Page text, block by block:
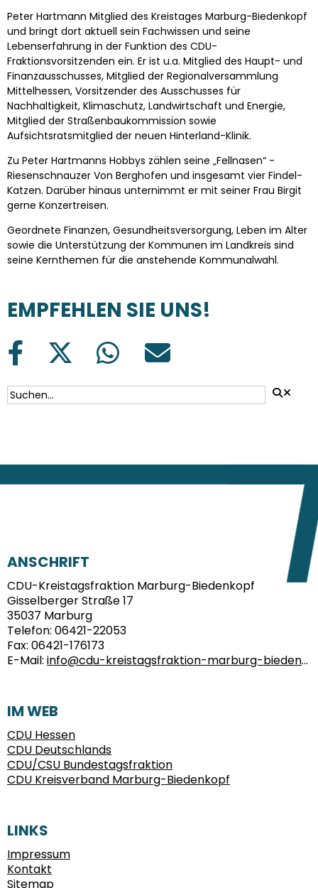
Peter Hartmann Mitglied des Kreistages Marburg-Biedenkopf
und bringt dort aktuell sein Fachwissen und seine
Lebenserfahrung in der Funktion des CDU-
Fraktionsvorsitzenden ein. Er ist u.a. Mitglied des Haupt- und
Finanzausschusses, Mitglied der Regionalversammlung
Mittelhessen, Vorsitzender des Ausschusses für
Nachhaltigkeit, Klimaschutz, Landwirtschaft und Energie,
Mitglied der Straßenbaukommission sowie
Aufsichtsratsmitglied der neuen Hinterland-Klinik.
Zu Peter Hartmanns Hobbys zählen seine „Fellnasen“ -
Riesenschnauzer Von Berghofen und insgesamt vier Findel-
Katzen. Darüber hinaus unternimmt er mit seiner Frau Birgit
gerne Konzertreisen.
Geordnete Finanzen, Gesundheitsversorgung, Leben im Alter
sowie die Unterstützung der Kommunen im Landkreis sind
seine Kernthemen für die anstehende Kommunalwahl.
EMPFEHLEN SIE UNS!
SUCHFORMULAR
Suche
FUSSBEREICH
ANSCHRIFT
CDU-Kreistagsfraktion Marburg-Biedenkopf
Gisselberger Straße 17
35037 Marburg
Telefon: 06421-22053
Fax: 06421-176173
E-Mail: info@cdu-kreistagsfraktion-marburg-biedenkopf.de
IM WEB
CDU Hessen
CDU Deutschlands
CDU/CSU Bundestagsfraktion
CDU Kreisverband Marburg-Biedenkopf
LINKS
Impressum
Kontakt
Sitemap